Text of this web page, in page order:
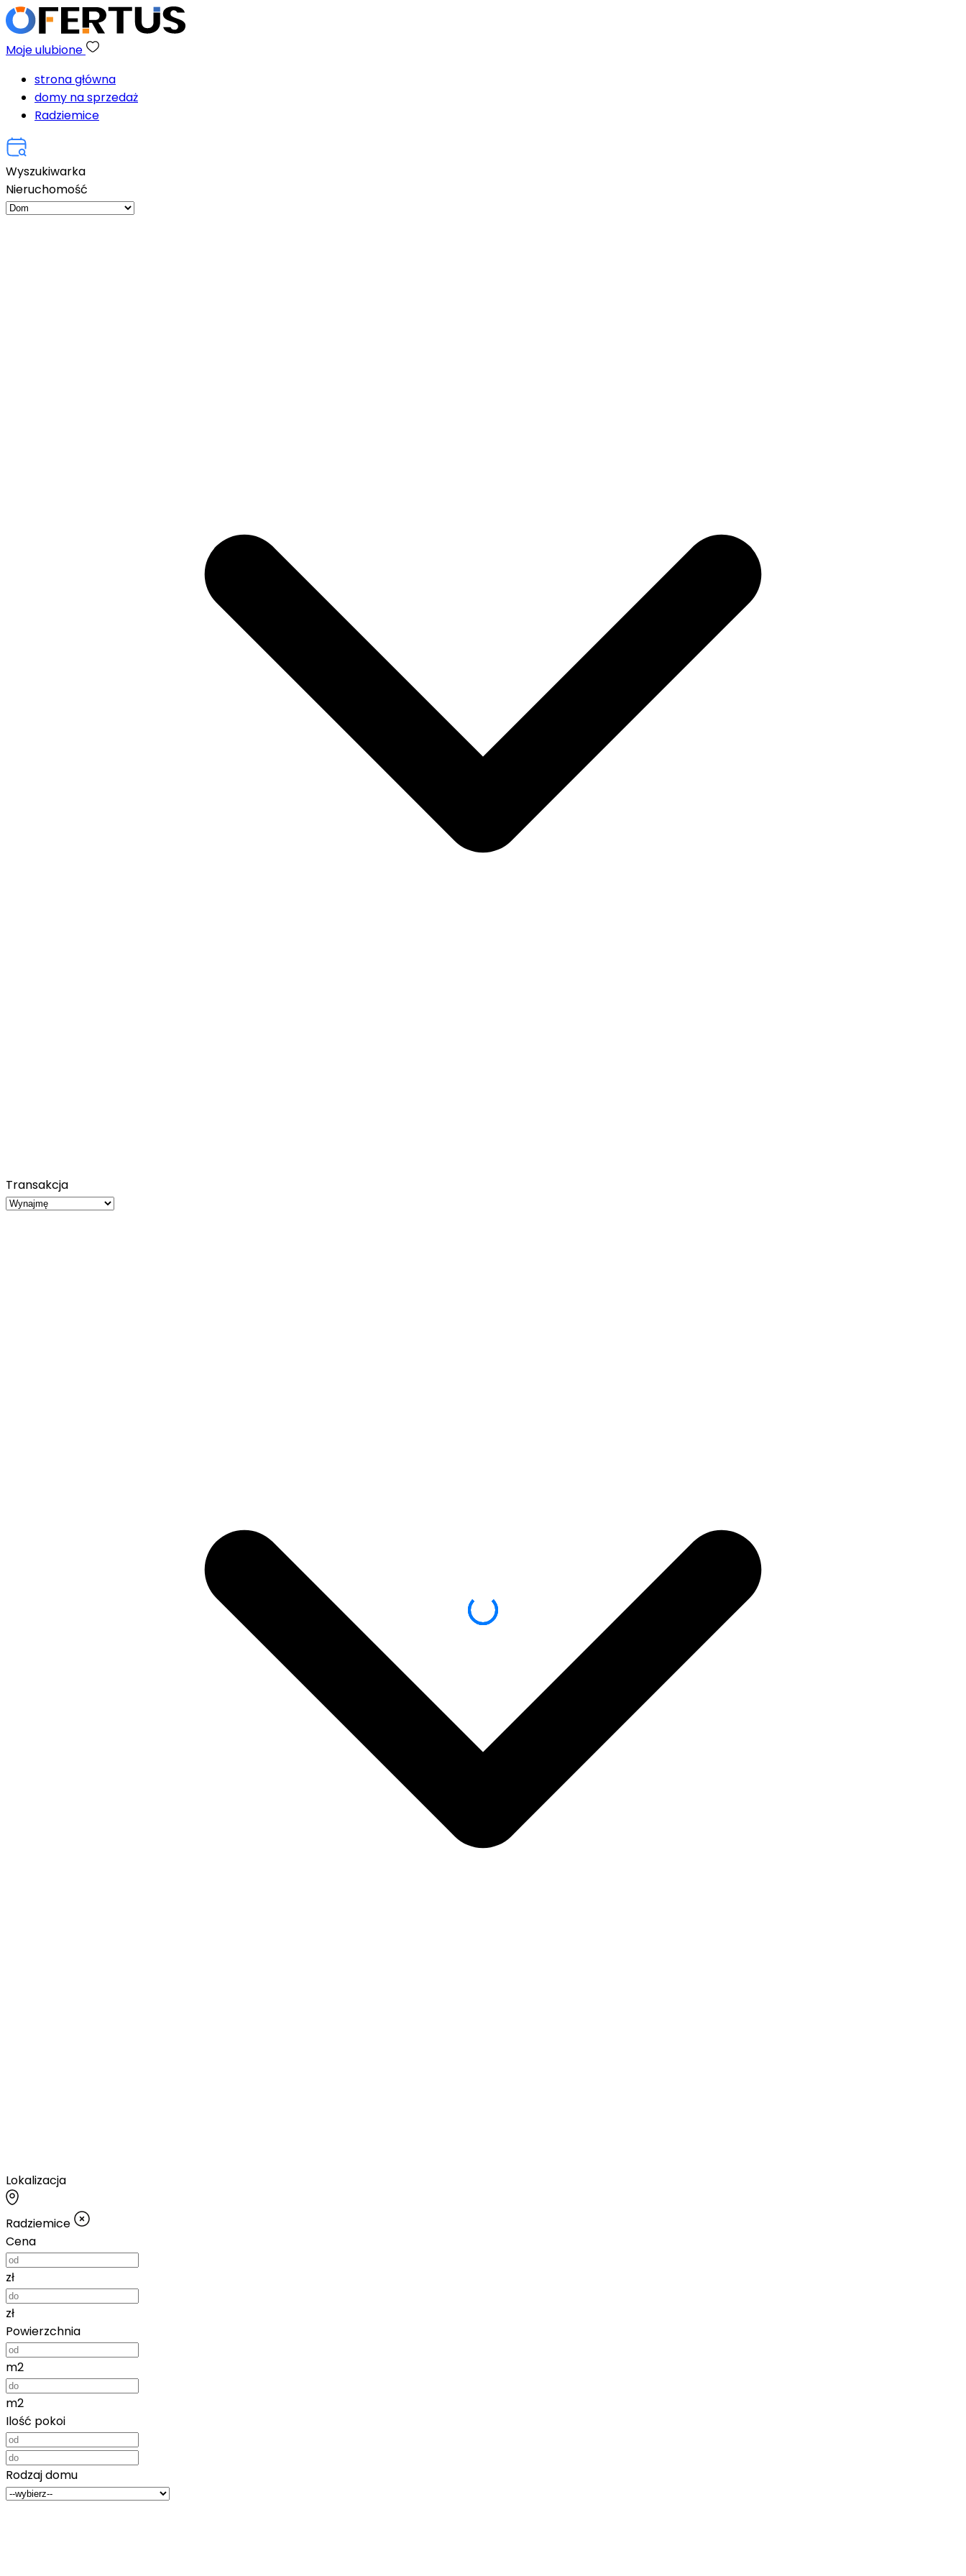
Moje ulubione
strona główna
domy na sprzedaż
Radziemice
Wyszukiwarka
Nieruchomość
Transakcja
Lokalizacja
Radziemice
Cena
zł
zł
Powierzchnia
m2
m2
Ilość pokoi
Rodzaj domu